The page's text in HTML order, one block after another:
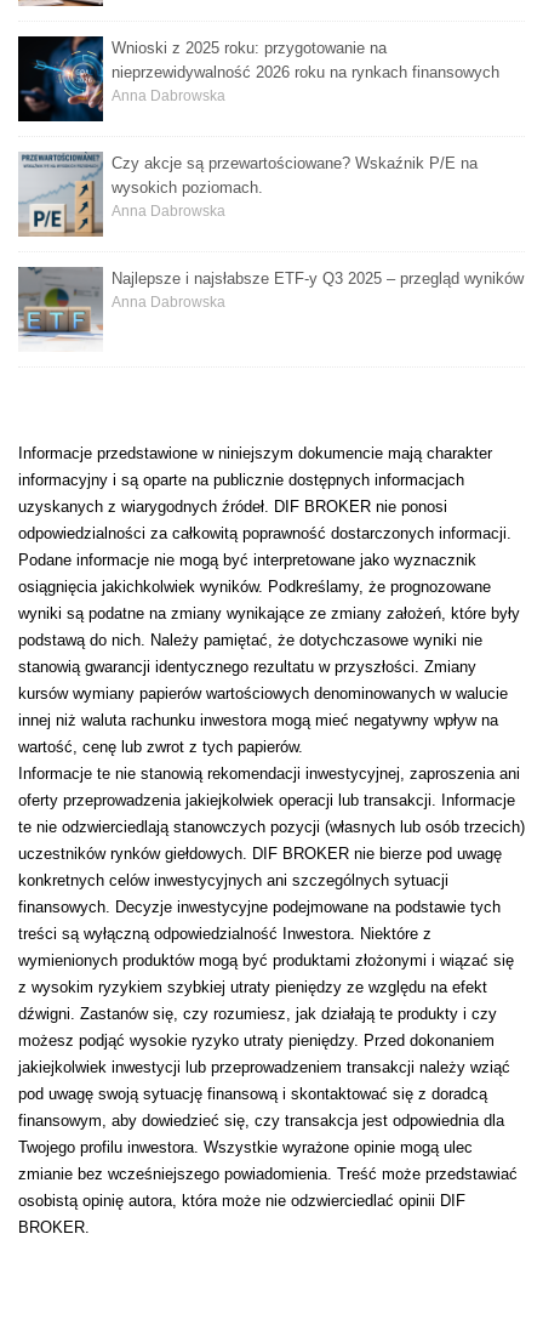
Wnioski z 2025 roku: przygotowanie na
nieprzewidywalność 2026 roku na rynkach finansowych
Anna Dabrowska
Czy akcje są przewartościowane? Wskaźnik P/E na
wysokich poziomach.
Anna Dabrowska
Najlepsze i najsłabsze ETF-y Q3 2025 – przegląd wyników
Anna Dabrowska
Informacje przedstawione w niniejszym dokumencie mają charakter
informacyjny i są oparte na publicznie dostępnych informacjach
uzyskanych z wiarygodnych źródeł. DIF BROKER nie ponosi
odpowiedzialności za całkowitą poprawność dostarczonych informacji.
Podane informacje nie mogą być interpretowane jako wyznacznik
osiągnięcia jakichkolwiek wyników. Podkreślamy, że prognozowane
wyniki są podatne na zmiany wynikające ze zmiany założeń, które były
podstawą do nich. Należy pamiętać, że dotychczasowe wyniki nie
stanowią gwarancji identycznego rezultatu w przyszłości. Zmiany
kursów wymiany papierów wartościowych denominowanych w walucie
innej niż waluta rachunku inwestora mogą mieć negatywny wpływ na
wartość, cenę lub zwrot z tych papierów.
Informacje te nie stanowią rekomendacji inwestycyjnej, zaproszenia ani
oferty przeprowadzenia jakiejkolwiek operacji lub transakcji. Informacje
te nie odzwierciedlają stanowczych pozycji (własnych lub osób trzecich)
uczestników rynków giełdowych. DIF BROKER nie bierze pod uwagę
konkretnych celów inwestycyjnych ani szczególnych sytuacji
finansowych. Decyzje inwestycyjne podejmowane na podstawie tych
treści są wyłączną odpowiedzialność Inwestora. Niektóre z
wymienionych produktów mogą być produktami złożonymi i wiązać się
z wysokim ryzykiem szybkiej utraty pieniędzy ze względu na efekt
dźwigni. Zastanów się, czy rozumiesz, jak działają te produkty i czy
możesz podjąć wysokie ryzyko utraty pieniędzy. Przed dokonaniem
jakiejkolwiek inwestycji lub przeprowadzeniem transakcji należy wziąć
pod uwagę swoją sytuację finansową i skontaktować się z doradcą
finansowym, aby dowiedzieć się, czy transakcja jest odpowiednia dla
Twojego profilu inwestora. Wszystkie wyrażone opinie mogą ulec
zmianie bez wcześniejszego powiadomienia. Treść może przedstawiać
osobistą opinię autora, która może nie odzwierciedlać opinii DIF
BROKER.